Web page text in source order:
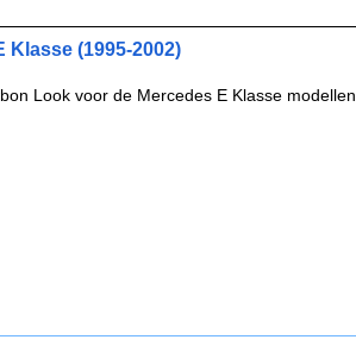
Klasse (1995-2002)
Look voor de Mercedes E Klasse modellen